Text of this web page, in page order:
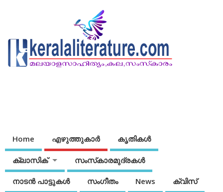
Home എഴുത്തുകാര്‍ കൃതികൾ
ക്ലാസിക് സംസ്‌കാരമുദ്രകള്‍
നാടന്‍ പാട്ടുകള്‍ സംഗീതം News ക്വിസ്